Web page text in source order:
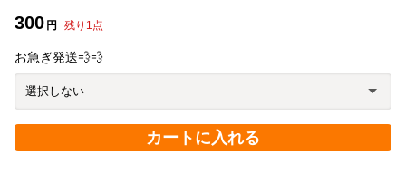
300 円 残り 1点
お急ぎ発送💨💨
カートに入れる